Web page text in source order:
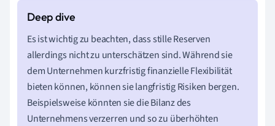
Es ist wichtig zu beachten, dass stille Reserven
allerdings nicht zu unterschätzen sind. Während sie
dem Unternehmen kurzfristig finanzielle Flexibilität
bieten können, können sie langfristig Risiken bergen.
Beispielsweise könnten sie die Bilanz des
Unternehmens verzerren und so zu überhöhten